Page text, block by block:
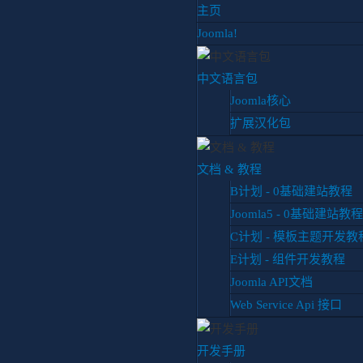
主页
Joomla!
中文语言包
Joomla核心
扩展汉化包
文档 & 教程
B计划 - 0基础建站教程
Joomla5 - 0基础建站教程
C计划 - 模板主题开发教
E计划 - 组件开发教程
Joomla API文档
Web Service Api 接口
开发手册
字段类型 日期时间
第1章 快速入门
第2章 典型案例
第3章 字段类型